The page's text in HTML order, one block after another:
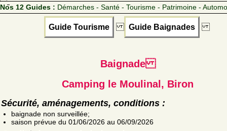
Nos 12 Guides : Démarches - Santé - Tourisme - Patrimoine -
Guide Tourisme Guide Baignades
Baignade
Camping le Moulinal, Biron
Sécurité, aménagements, conditions :
baignade non surveillée;
saison prévue du 01/06/2026 au 06/09/2026